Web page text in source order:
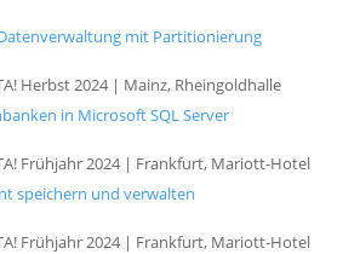
mit Partitionierung
Herbst 2024 | Mainz, Rheingoldhalle
in Microsoft SQL Server
Frühjahr 2024 | Frankfurt, Mariott-Hotel
speichern und verwalten
Frühjahr 2024 | Frankfurt, Mariott-Hotel